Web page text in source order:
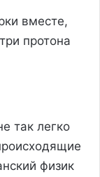
вместе,
протона
так легко
физик